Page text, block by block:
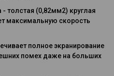
толстая (0,82мм2) круглая
максимальную скорость
полное экранирование
помех даже на больших